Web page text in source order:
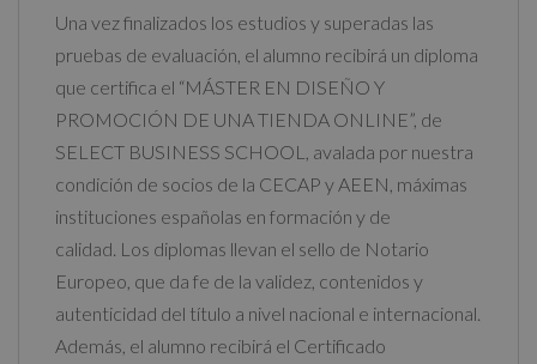
Una vez finalizados los estudios y superadas las
pruebas de evaluación, el alumno recibirá un diploma
que certifica el “MÁSTER EN DISEÑO Y
PROMOCIÓN DE UNA TIENDA ONLINE”, de
SELECT BUSINESS SCHOOL, avalada por nuestra
condición de socios de la CECAP y AEEN, máximas
instituciones españolas en formación y de
calidad. Los diplomas llevan el sello de Notario
Europeo, que da fe de la validez, contenidos y
autenticidad del título a nivel nacional e internacional.
Además, el alumno recibirá el Certificado